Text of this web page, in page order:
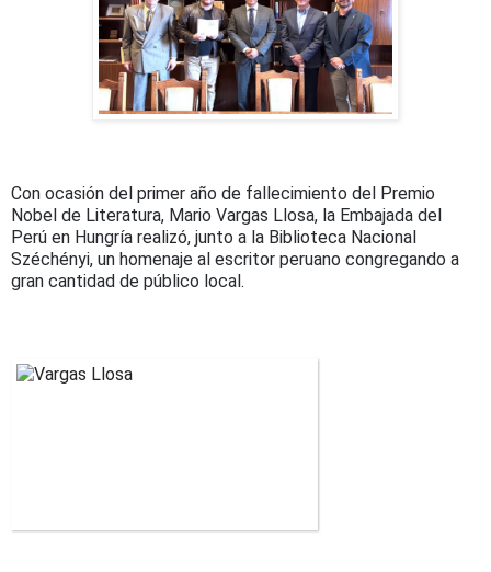
Con ocasión del primer año de fallecimiento del Premio
Nobel de Literatura, Mario Vargas Llosa, la Embajada del
Perú en Hungría realizó, junto a la Biblioteca Nacional
Széchényi, un homenaje al escritor peruano congregando a
gran cantidad de público local.